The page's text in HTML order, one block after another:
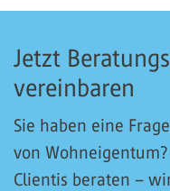
Jetzt
vereinbaren
Sie haben eine
von
Clientis beraten –